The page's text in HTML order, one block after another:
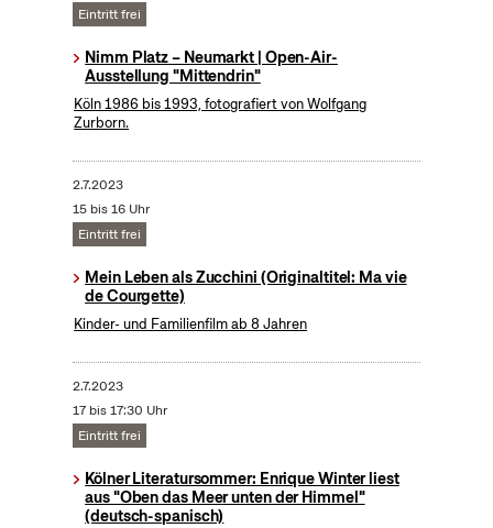
Eintritt frei
Nimm Platz – Neumarkt | Open-Air-
Ausstellung "Mittendrin"
Köln 1986 bis 1993, fotografiert von Wolfgang
Zurborn.
2.7.2023
15 bis 16 Uhr
Eintritt frei
Mein Leben als Zucchini (Originaltitel: Ma vie
de Courgette)
Kinder- und Familienfilm ab 8 Jahren
2.7.2023
17 bis 17:30 Uhr
Eintritt frei
Kölner Literatursommer: Enrique Winter liest
aus "Oben das Meer unten der Himmel"
(deutsch-spanisch)